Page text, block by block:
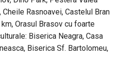
Rasnoavei, Castelul Bran
Orasul Brasov cu foarte
Biserica Neagra, Casa
Biserica Sf. Bartolomeu,